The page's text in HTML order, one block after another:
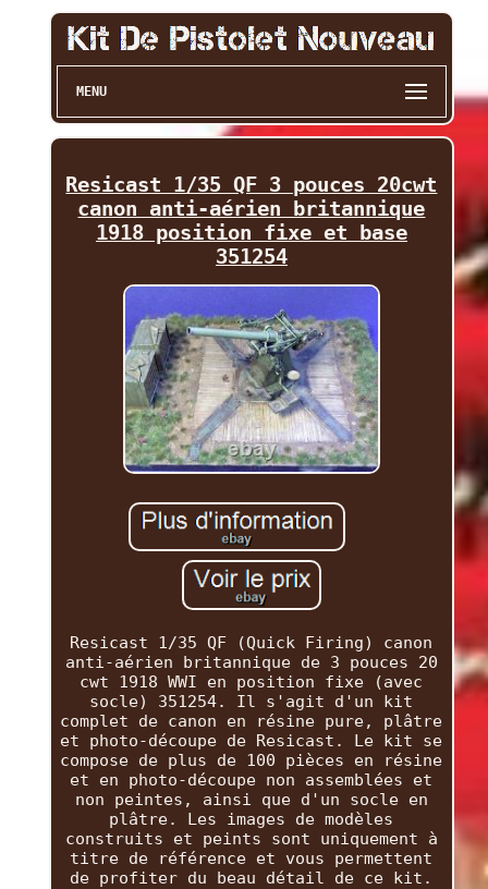
MENU
Resicast 1/35 QF 3 pouces 20cwt
canon anti-aérien britannique
1918 position fixe et base
351254
Resicast 1/35 QF (Quick Firing) canon
anti-aérien britannique de 3 pouces 20
cwt 1918 WWI en position fixe (avec
socle) 351254. Il s'agit d'un kit
complet de canon en résine pure, plâtre
et photo-découpe de Resicast. Le kit se
compose de plus de 100 pièces en résine
et en photo-découpe non assemblées et
non peintes, ainsi que d'un socle en
plâtre. Les images de modèles
construits et peints sont uniquement à
titre de référence et vous permettent
de profiter du beau détail de ce kit.